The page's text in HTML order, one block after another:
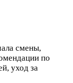
смены,
по
уход за